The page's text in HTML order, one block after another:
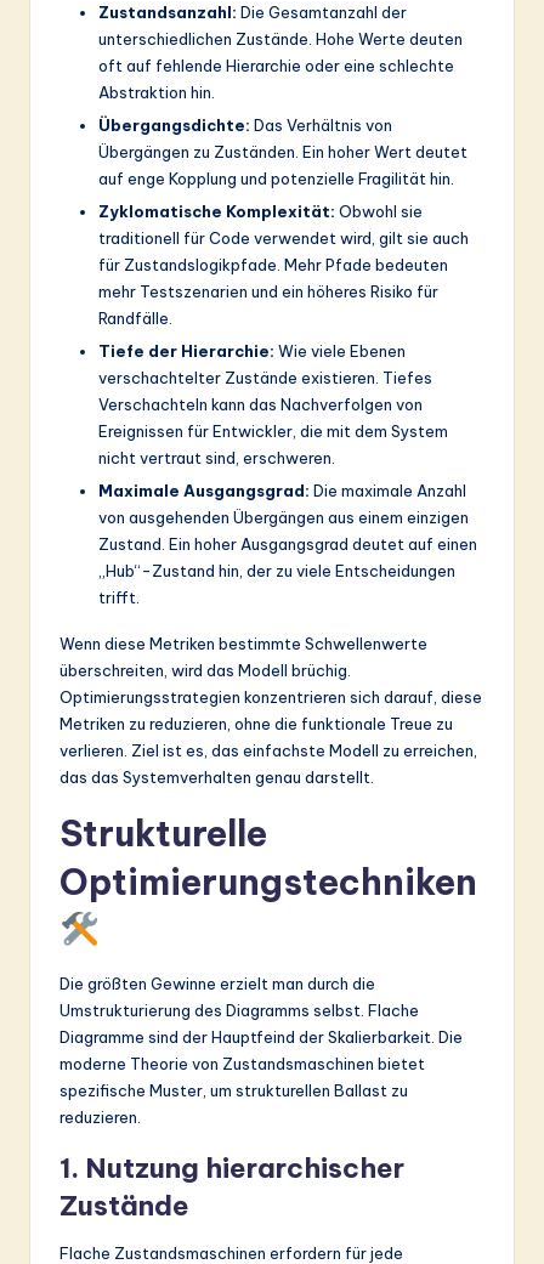
Zustandsanzahl: Die Gesamtanzahl der
unterschiedlichen Zustände. Hohe Werte deuten
oft auf fehlende Hierarchie oder eine schlechte
Abstraktion hin.
Übergangsdichte: Das Verhältnis von
Übergängen zu Zuständen. Ein hoher Wert deutet
auf enge Kopplung und potenzielle Fragilität hin.
Zyklomatische Komplexität: Obwohl sie
traditionell für Code verwendet wird, gilt sie auch
für Zustandslogikpfade. Mehr Pfade bedeuten
mehr Testszenarien und ein höheres Risiko für
Randfälle.
Tiefe der Hierarchie: Wie viele Ebenen
verschachtelter Zustände existieren. Tiefes
Verschachteln kann das Nachverfolgen von
Ereignissen für Entwickler, die mit dem System
nicht vertraut sind, erschweren.
Maximale Ausgangsgrad: Die maximale Anzahl
von ausgehenden Übergängen aus einem einzigen
Zustand. Ein hoher Ausgangsgrad deutet auf einen
„Hub“-Zustand hin, der zu viele Entscheidungen
trifft.
Wenn diese Metriken bestimmte Schwellenwerte
überschreiten, wird das Modell brüchig.
Optimierungsstrategien konzentrieren sich darauf, diese
Metriken zu reduzieren, ohne die funktionale Treue zu
verlieren. Ziel ist es, das einfachste Modell zu erreichen,
das das Systemverhalten genau darstellt.
Strukturelle
Optimierungstechniken
Die größten Gewinne erzielt man durch die
Umstrukturierung des Diagramms selbst. Flache
Diagramme sind der Hauptfeind der Skalierbarkeit. Die
moderne Theorie von Zustandsmaschinen bietet
spezifische Muster, um strukturellen Ballast zu
reduzieren.
1. Nutzung hierarchischer
Zustände
Flache Zustandsmaschinen erfordern für jede